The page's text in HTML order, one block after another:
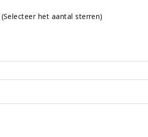
(Selecteer het aantal sterren)